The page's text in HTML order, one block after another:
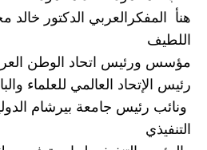
اللطيف
مؤسس ورئيس اتحاد الوطن
رئيس الإتحاد العالمي للعلماء
التنفيذي